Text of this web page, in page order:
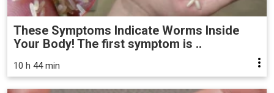
These Symptoms Indicate Worms Inside
Your Body! The first symptom is ..
10 h 44 min